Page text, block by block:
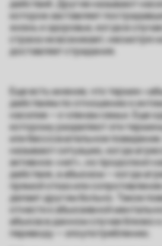
действий. Другие называют
которое заставляет
жизнь и здоровье, когда в
страха не возникает, несмотря
доставляет страдания.
Еще есть мнение, что термин
действиям по отношению к
насилие — к членам семьи. Еще
которому разделяют эти
или бессознательное
называют ситуацию, когда
активное «нет», но продолжил
действия, а абьюзом — когда
прямой отказ или
делает другим больно. Такое
отнести к абьюзивной
абьюза в данном случае близко
переводу — злоупотреблению.